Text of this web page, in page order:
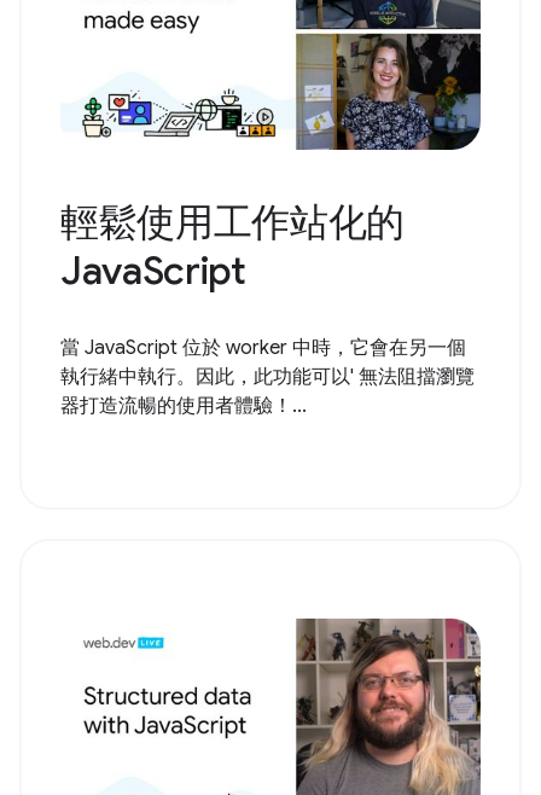
輕鬆使用工作站化的
JavaScript
當 JavaScript 位於 worker 中時，它會在另一個
執行緒中執行。因此，此功能可以' 無法阻擋瀏覽
器打造流暢的使用者體驗！...